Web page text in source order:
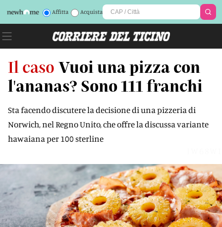
Affitta Acquista
Il caso Vuoi una pizza con
l'ananas? Sono 111 franchi
Sta facendo discutere la decisione di una pizzeria di
Norwich, nel Regno Unito, che offre la discussa variante
hawaiana per 100 sterline